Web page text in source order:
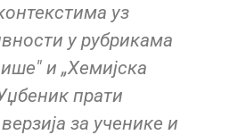
уз
у рубрикама
и „Хемијска
прати
за ученике и